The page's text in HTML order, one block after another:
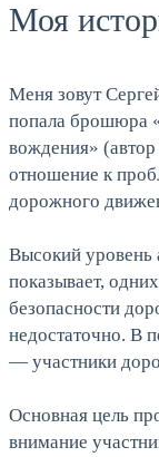
Моя
Меня зовут
попала брошюра
вождения»
отношение к
дорожного
Высокий уровень
показывает,
безопасности
недостаточно. В
— участники
Основная цель
внимание